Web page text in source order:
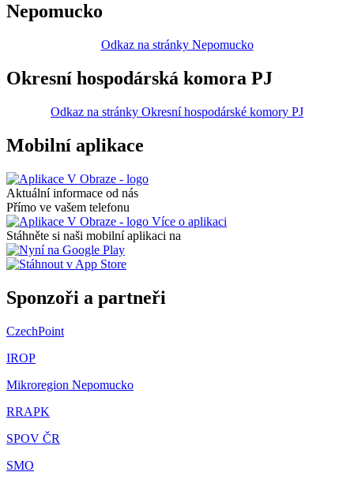
Nepomucko
Odkaz na stránky Nepomucko
Okresní hospodárská komora PJ
Odkaz na stránky Okresní hospodárské komory PJ
Mobilní aplikace
Aktuální informace od nás
Přímo ve vašem telefonu
Více o aplikaci
Stáhněte si naši mobilní aplikaci na
Sponzoři a partneři
CzechPoint
IROP
Mikroregion Nepomucko
RRAPK
SPOV ČR
SMO